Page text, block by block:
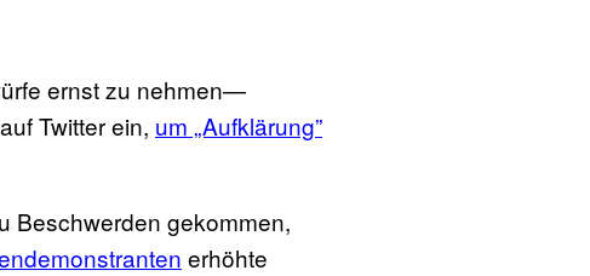
ernst zu nehmen—
Twitter ein, um „Aufklärung”
Beschwerden gekommen,
erhöhte